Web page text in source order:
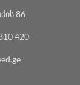
86
420